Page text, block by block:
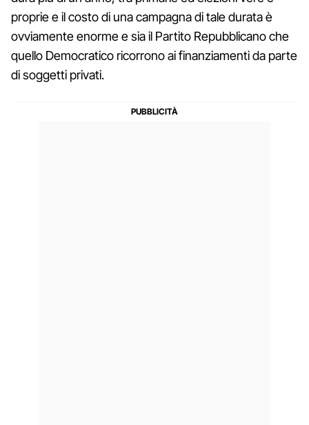
proprie e il costo di una campagna di tale durata è
ovviamente enorme e sia il Partito Repubblicano che
quello Democratico ricorrono ai finanziamenti da parte
di soggetti privati.